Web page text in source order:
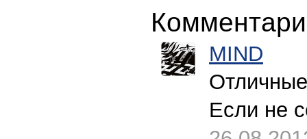
MIND
Если не